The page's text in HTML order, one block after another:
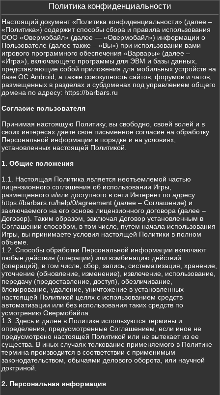
Политика конфиденциальности
Настоящий документ «Политика конфиденциальности» (далее –
«Политика») содержит способы сбора и правила использования
ООО «Овермобайл» (далее — «Овермобайл») информации о
Пользователе (далее также – «Вы») при использовании вами
игрового программного обеспечения «Варвары» (далее –
«Игра»), включающего программы для ЭВМ и базы данных,
представляющие собой приложения для мобильных устройств на
базе ОС Android, а также совокупность сайтов, форумов и чатов,
размещенных в разделах и субдоменах под управлением общего
домена по адресу: https://barbars.ru
Согласие пользователя
Принимая настоящую Политику, вы свободно, своей волей и в
своих интересах даете свое письменное согласие на обработку
Персональной информации в порядке и на условиях,
установленных настоящей Политикой.
1. Общие положения
1.1. Настоящая Политика является неотъемлемой частью
лицензионного соглашения об использовании Игры,
размещенного и/или доступного в сети Интернет по адресу
https://barbars.ru/help/0/agreement (далее – Соглашение) и
заключаемого на его основе лицензионного договора (далее –
Договор). Таким образом, заключая Договор установленным в
Соглашении способом, в том числе, путем начала использования
Игры, вы принимаете условия настоящей Политики в полном
объеме.
1.2. Способы обработки Персональной информации включают
любые действия (операции) или комбинацию действий
(операций), в том числе, сбор, запись, систематизация, хранение,
уточнение (обновление, изменение), извлечение, использование,
передачу (предоставление, доступ), обезличивание,
блокирование, удаление, уничтожение в установленных
настоящей Политикой целях с использованием средств
автоматизации или без использования таких средств по
усмотрению Овермобайла.
1.3. Здесь и далее в Политике используются термины и
определения, предусмотренные Соглашением, если иное не
предусмотрено настоящей Политикой или не вытекает из ее
существа. В иных случаях толкование применяемого в Политике
термина производится в соответствии с применимым
законодательством, обычаями делового оборота, или научной
доктриной.
2. Персональная информация